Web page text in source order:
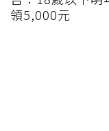
領5,000元